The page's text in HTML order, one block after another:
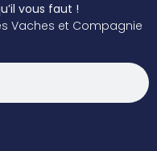
vous faut !
Vaches et Compagnie